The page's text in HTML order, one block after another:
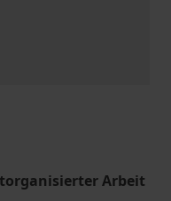
Arbeit